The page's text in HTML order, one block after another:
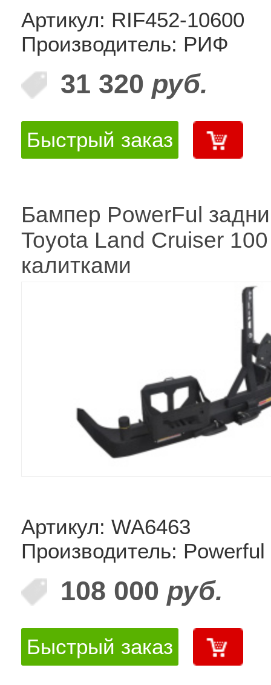
Артикул: RIF452-10600
Производитель: РИФ
31 320 руб.
Быстрый заказ
Бампер PowerFul
Toyota Land Cruiser
калитками
Артикул: WA6463
Производитель: Powerful
108 000 руб.
Быстрый заказ